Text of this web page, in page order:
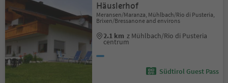
Häuslerhof
Meransen/Maranza, Mühlbach/Rio di Pusteria,
Brixen/Bressanone and environs
2.1 km z Mühlbach/Rio di Pusteria
centrum
Südtirol Guest Pass